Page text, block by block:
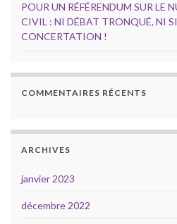
POUR UN RÉFÉRENDUM SUR LE
CIVIL : NI DÉBAT TRONQUÉ, NI
CONCERTATION !
COMMENTAIRES RÉCENTS
ARCHIVES
janvier 2023
décembre 2022